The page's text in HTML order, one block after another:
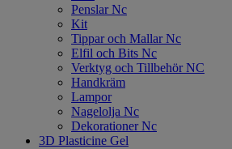
Penslar Nc
Kit
Tippar och Mallar Nc
Elfil och Bits Nc
Verktyg och Tillbehör NC
Handkräm
Lampor
Nagelolja Nc
Dekorationer Nc
3D Plasticine Gel